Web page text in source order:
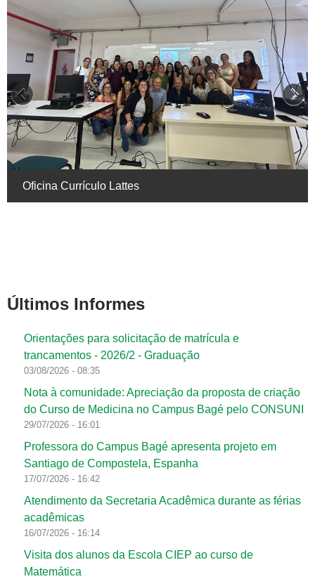
Oficina Currículo Lattes
Últimos Informes
Orientações para solicitação de matrícula e
trancamentos - 2026/2 - Graduação
03/08/2026 - 08:35
Nota à comunidade: Apreciação da proposta de criação
do Curso de Medicina no Campus Bagé pelo CONSUNI
29/07/2026 - 16:01
Professora do Campus Bagé apresenta projeto em
Santiago de Compostela, Espanha
17/07/2026 - 16:42
Atendimento da Secretaria Acadêmica durante as férias
acadêmicas
16/07/2026 - 16:14
Visita dos alunos da Escola CIEP ao curso de
Matemática